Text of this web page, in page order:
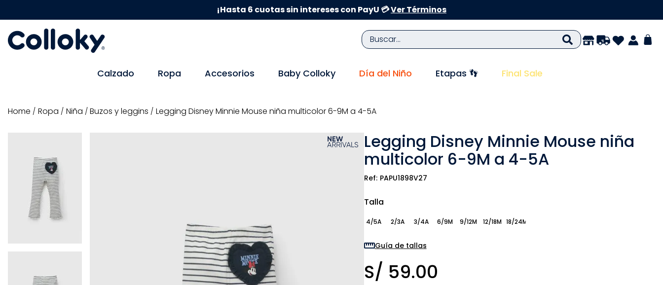
¡Hasta 6 cuotas sin intereses con PayU 💳Ver Términos
Buscar...
Calzado Ropa Accesorios Baby Colloky Día del Niño Etapas 👣 Final Sale
ropa niña buzos y leggins Legging Disney Minnie Mouse niña multicolor 6-9M a 4-5A
Legging Disney Minnie Mouse niña
multicolor 6-9M a 4-5A
PAPU1898V27
Talla
4/5A 2/3A 3/4A 6/9M 9/12M 12/18M 18/24M
Guía de tallas
S/ 59.00
TÉRMINOS MÁS BUSCADOS
9.
10.